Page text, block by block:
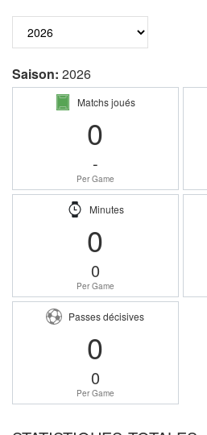
Saison: 2026
Matchs joués
0
-
Per Game
Minutes
0
0
Per Game
Passes décisives
0
0
Per Game